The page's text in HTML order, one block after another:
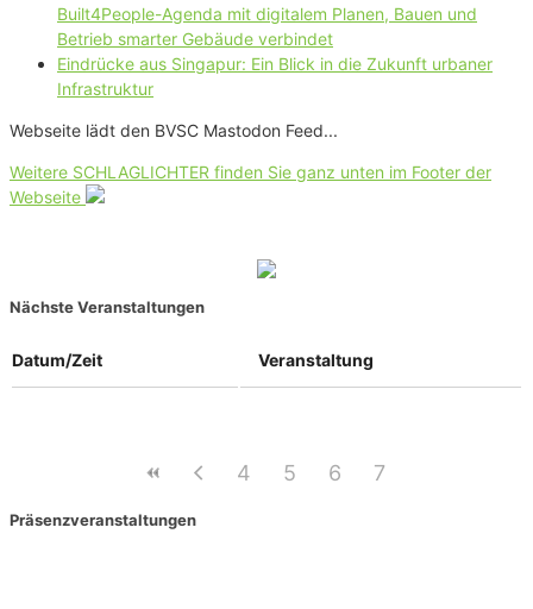
Built4People-Agenda mit digitalem Planen, Bauen und
Betrieb smarter Gebäude verbindet
Eindrücke aus Singapur: Ein Blick in die Zukunft urbaner
Infrastruktur
Webseite lädt den BVSC Mastodon Feed...
Weitere SCHLAGLICHTER finden Sie ganz unten im Footer der
Webseite
Nächste Veranstaltungen
Datum/Zeit Veranstaltung
4 5 6 7
Präsenzveranstaltungen